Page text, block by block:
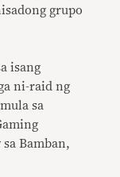
grupo
isang
ni-raid ng
sa
Bamban,